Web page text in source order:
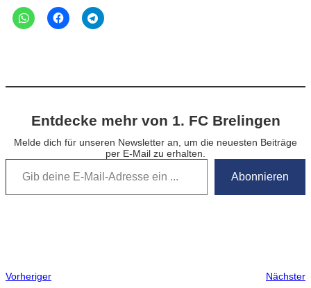
Entdecke mehr von 1. FC Brelingen
Melde dich für unseren Newsletter an, um die neuesten Beiträge
per E-Mail zu erhalten.
Gib deine E-Mail-Adresse ein …
Abonnieren
Vorheriger Nächster